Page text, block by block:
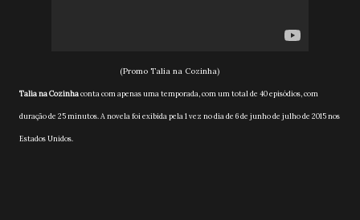
(Promo Talia na Cozinha)
Talia na Cozinhaconta com apenas uma temporada, com um total de 40 episódios, com
duração de 25 minutos. A novela foi exibida pela 1 vez no dia de 6 de junho de julho de 2015 nos
Estados Unidos.